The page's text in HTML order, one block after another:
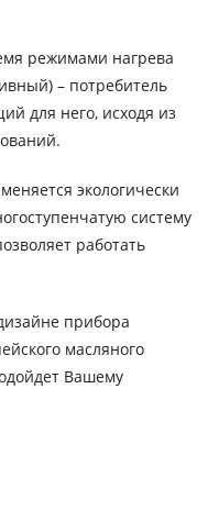
режимами нагрева
– потребитель
для него, исходя из
экологически
систему
работать
прибора
масляного
Вашему